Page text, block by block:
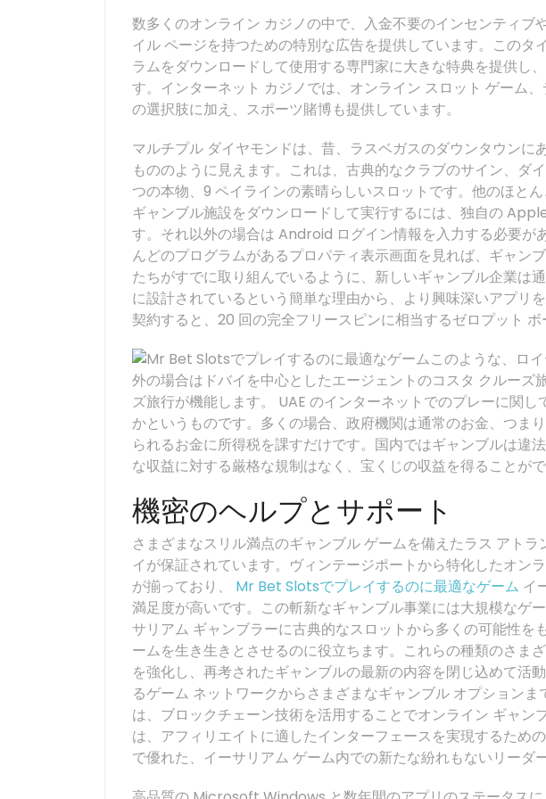
数多くのオンライン カジノの中で、入金不要のインセンティブ
イル ページを持つための特別な広告を提供しています。このタ
ラムをダウンロードして使用する専門家に大きな特典を提供し
す。インターネット カジノでは、オンライン スロット ゲーム
の選択肢に加え、スポーツ賭博も提供しています。
マルチプル ダイヤモンドは、昔、ラスベガスのダウンタウンに
もののように見えます。これは、古典的なクラブのサイン、ダ
つの本物、9 ペイラインの素晴らしいスロットです。他のほと
ギャンブル施設をダウンロードして実行するには、独自の
す。それ以外の場合は Android ログイン情報を入力する必要が
んどのプログラムがあるプロパティ表示画面を見れば、ギャン
たちがすでに取り組んでいるように、新しいギャンブル企業は
に設計されているという簡単な理由から、より興味深いアプリ
契約すると、20 回の完全フリースピンに相当するゼロプット ボ
このような、ロ
外の場合はドバイを中心としたエージェントのコスタ クルーズ
ズ旅行が機能します。 UAE のインターネットでのプレーに関
かというものです。多くの場合、政府機関は通常のお金、つま
られるお金に所得税を課すだけです。国内ではギャンブルは違
な収益に対する厳格な規制はなく、宝くじの収益を得ることがで
機密のヘルプとサポート
さまざまなスリル満点のギャンブル ゲームを備えたラス アト
イが保証されています。ヴィンテージポートから特化したオン
が揃っており、 Mr Bet Slotsでプレイするのに最適なゲーム イ
満足度が高いです。この斬新なギャンブル事業には大規模なゲ
サリアム ギャンブラーに古典的なスロットから多くの可能性を
ームを生き生きとさせるのに役立ちます。これらの種類のさま
を強化し、再考されたギャンブルの最新の内容を閉じ込めて活
るゲーム ネットワークからさまざまなギャンブル オプション
は、ブロックチェーン技術を活用することでオンライン ギャン
は、アフィリエイトに適したインターフェースを実現するため
で優れた、イーサリアム ゲーム内での新たな紛れもないリーダ